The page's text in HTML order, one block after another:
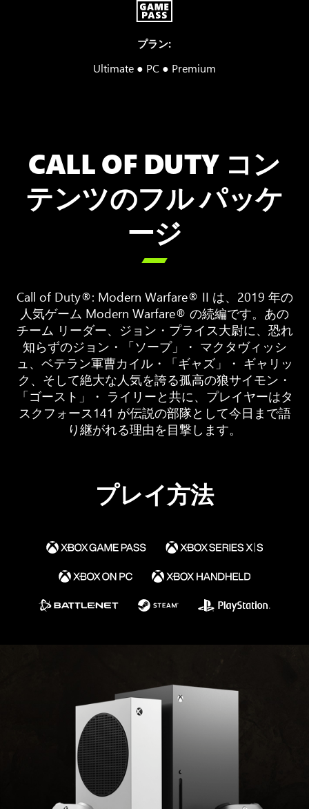
プラン:
Ultimate ● PC ● Premium
CALL OF DUTY コン
テンツのフル パッケ
ージ

Call of Duty®: Modern Warfare® II は、2019 年の
人気ゲーム Modern Warfare® の続編です。あの
チーム リーダー、ジョン・プライス大尉に、恐れ
知らずのジョン・「ソープ」・ マクタヴィッシ
ュ、ベテラン軍曹カイル・「ギャズ」・ ギャリッ
ク、そして絶大な人気を誇る孤高の狼サイモン・
「ゴースト」・ ライリーと共に、プレイヤーはタ
スクフォース141 が伝説の部隊として今日まで語
り継がれる理由を目撃します。
プレイ方法